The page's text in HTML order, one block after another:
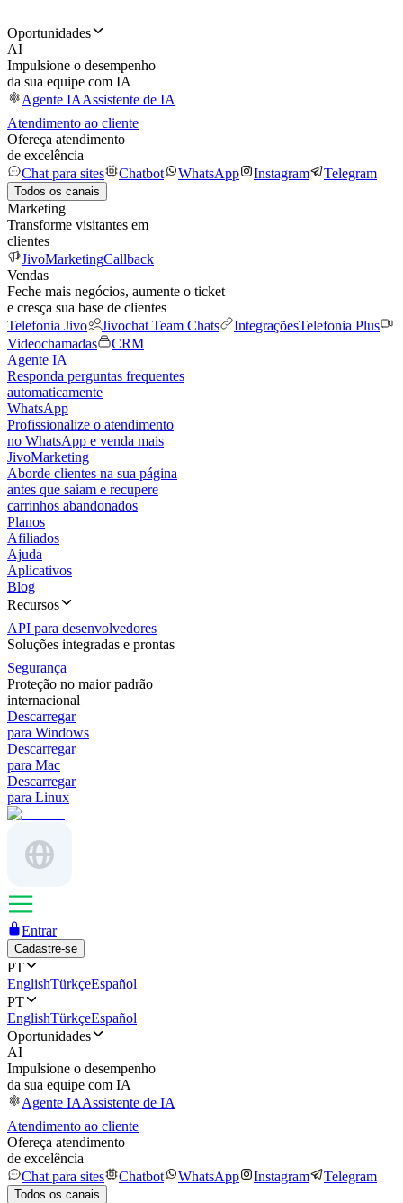
Oportunidades
AI
Impulsione o desempenho
da sua equipe com IA
Agente IAAssistente de IA
Atendimento ao cliente
Ofereça atendimento
de excelência
Chat para sites
Chatbot WhatsApp Instagram Telegram
Todos os canais
Marketing
Transforme visitantes em
clientes
JivoMarketingCallback
Vendas
Feche mais negócios, aumente o ticket
e cresça sua base de clientes
Telefonia Jivo
Jivochat Team Chats IntegraçõesTelefonia Plus
Videochamadas
CRM
Agente IA
Responda perguntas frequentes
automaticamente
WhatsApp
Profissionalize o atendimento
no WhatsApp e venda mais
JivoMarketing
Aborde clientes na sua página
antes que saiam e recupere
carrinhos abandonados
Planos
Afiliados
Ajuda
Aplicativos
Blog
Recursos
API para desenvolvedores
Soluções integradas e prontas
Segurança
Proteção no maior padrão
internacional
Descarregar
para Windows
Descarregar
para Mac
Descarregar
para Linux
Entrar
Cadastre-se
PT
EnglishTürkçeEspañol
PT
EnglishTürkçeEspañol
Oportunidades
AI
Impulsione o desempenho
da sua equipe com IA
Agente IAAssistente de IA
Atendimento ao cliente
Ofereça atendimento
de excelência
Chat para sites
Chatbot WhatsApp Instagram Telegram
Todos os canais